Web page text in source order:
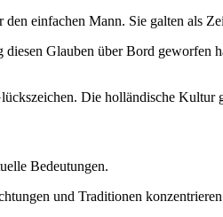
einfachen Mann. Sie galten als
Glauben über Bord
Die holländische
Bedeutungen.
und Traditionen